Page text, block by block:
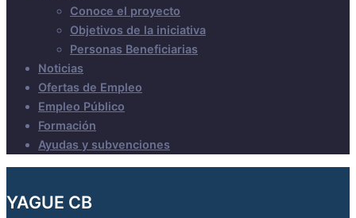
Conoce el proyecto
Objetivos de la iniciativa
Personas Beneficiarias
Noticias
Ofertas de Empleo
Empleo Público
Formación
Ayudas y subvenciones
YAGUE CB